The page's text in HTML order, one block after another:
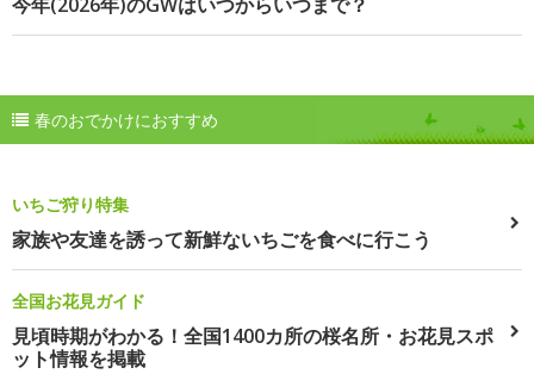
春のおでかけにおすすめ
いちご狩り特集
家族や友達を誘って新鮮ないちごを食べに行こう
全国お花見ガイド
見頃時期がわかる！全国1400カ所の桜名所・お花見スポ
ット情報を掲載